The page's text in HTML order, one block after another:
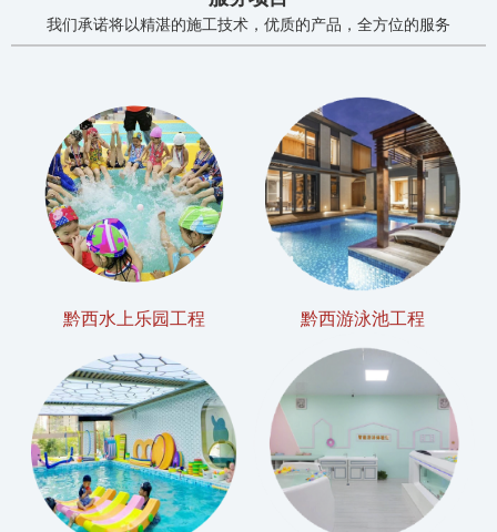
我们承诺将以精湛的施工技术，优质的产品，全方位的服务
黔西水上乐园工程 黔西游泳池工程